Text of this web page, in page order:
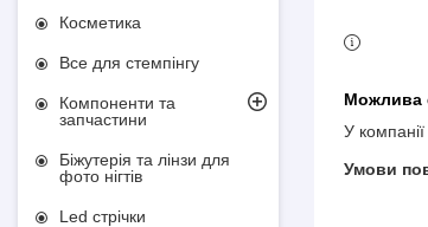
У
Косметика
Все для стемпінгу
Компоненти та
запчастини
Біжутерія та лінзи для
фото нігтів
Led стрічки